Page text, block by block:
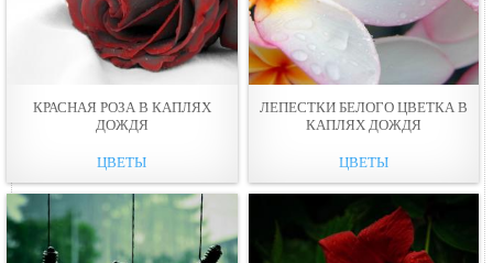
КРАСНАЯ РОЗА В КАПЛЯХ
ДОЖДЯ
ЦВЕТЫ
ЛЕПЕСТКИ БЕЛОГО ЦВЕТКА В
КАПЛЯХ ДОЖДЯ
ЦВЕТЫ